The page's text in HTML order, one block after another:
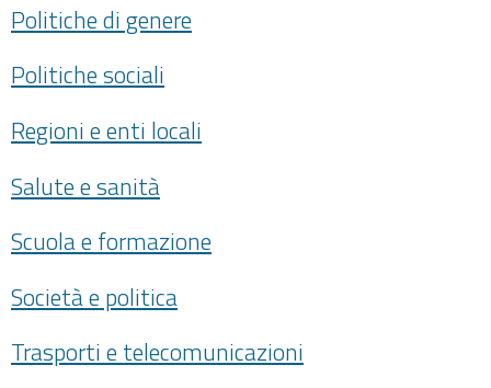
Politiche di genere
Politiche sociali
Regioni e enti locali
Salute e sanità
Scuola e formazione
Società e politica
Trasporti e telecomunicazioni